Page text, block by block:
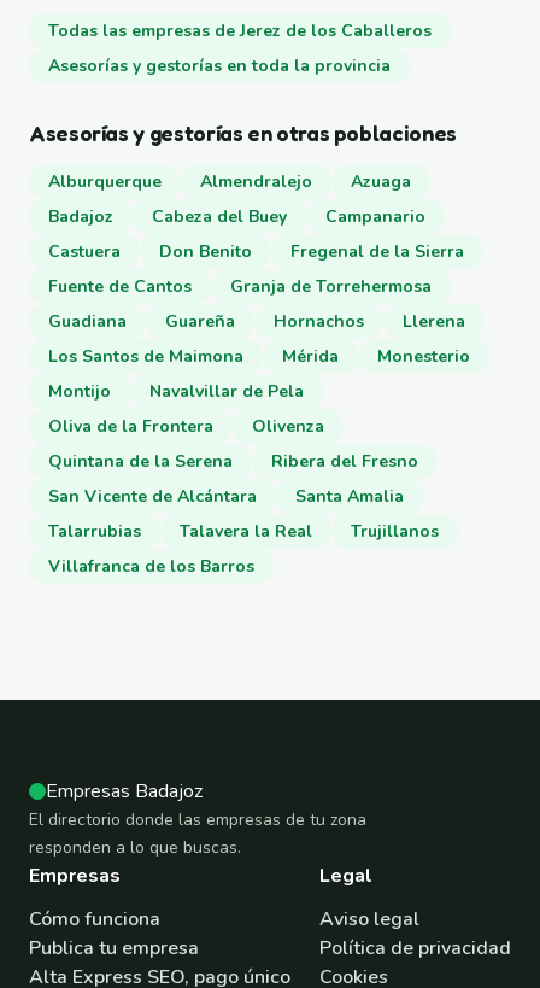
Todas las empresas de Jerez de los Caballeros
Asesorías y gestorías en toda la provincia
Asesorías y gestorías en otras poblaciones
Alburquerque Almendralejo
Azuaga
Badajoz
Cabeza del Buey
Campanario
Castuera
Don Benito
Fregenal de la Sierra
Fuente de Cantos
Granja de Torrehermosa
Guadiana
Guareña Hornachos
Llerena
Los Santos de Maimona
Mérida
Monesterio
Montijo
Navalvillar de Pela
Oliva de la Frontera
Olivenza
Quintana de la Serena
Ribera del Fresno
San Vicente de Alcántara
Santa Amalia
Talarrubias
Talavera la Real
Trujillanos
Villafranca de los Barros
Empresas Badajoz
El directorio donde las empresas de tu zona
responden a lo que buscas.
Empresas
Cómo funciona
Publica tu empresa
Alta Express SEO, pago único
Legal
Aviso legal
Política de privacidad
Cookies